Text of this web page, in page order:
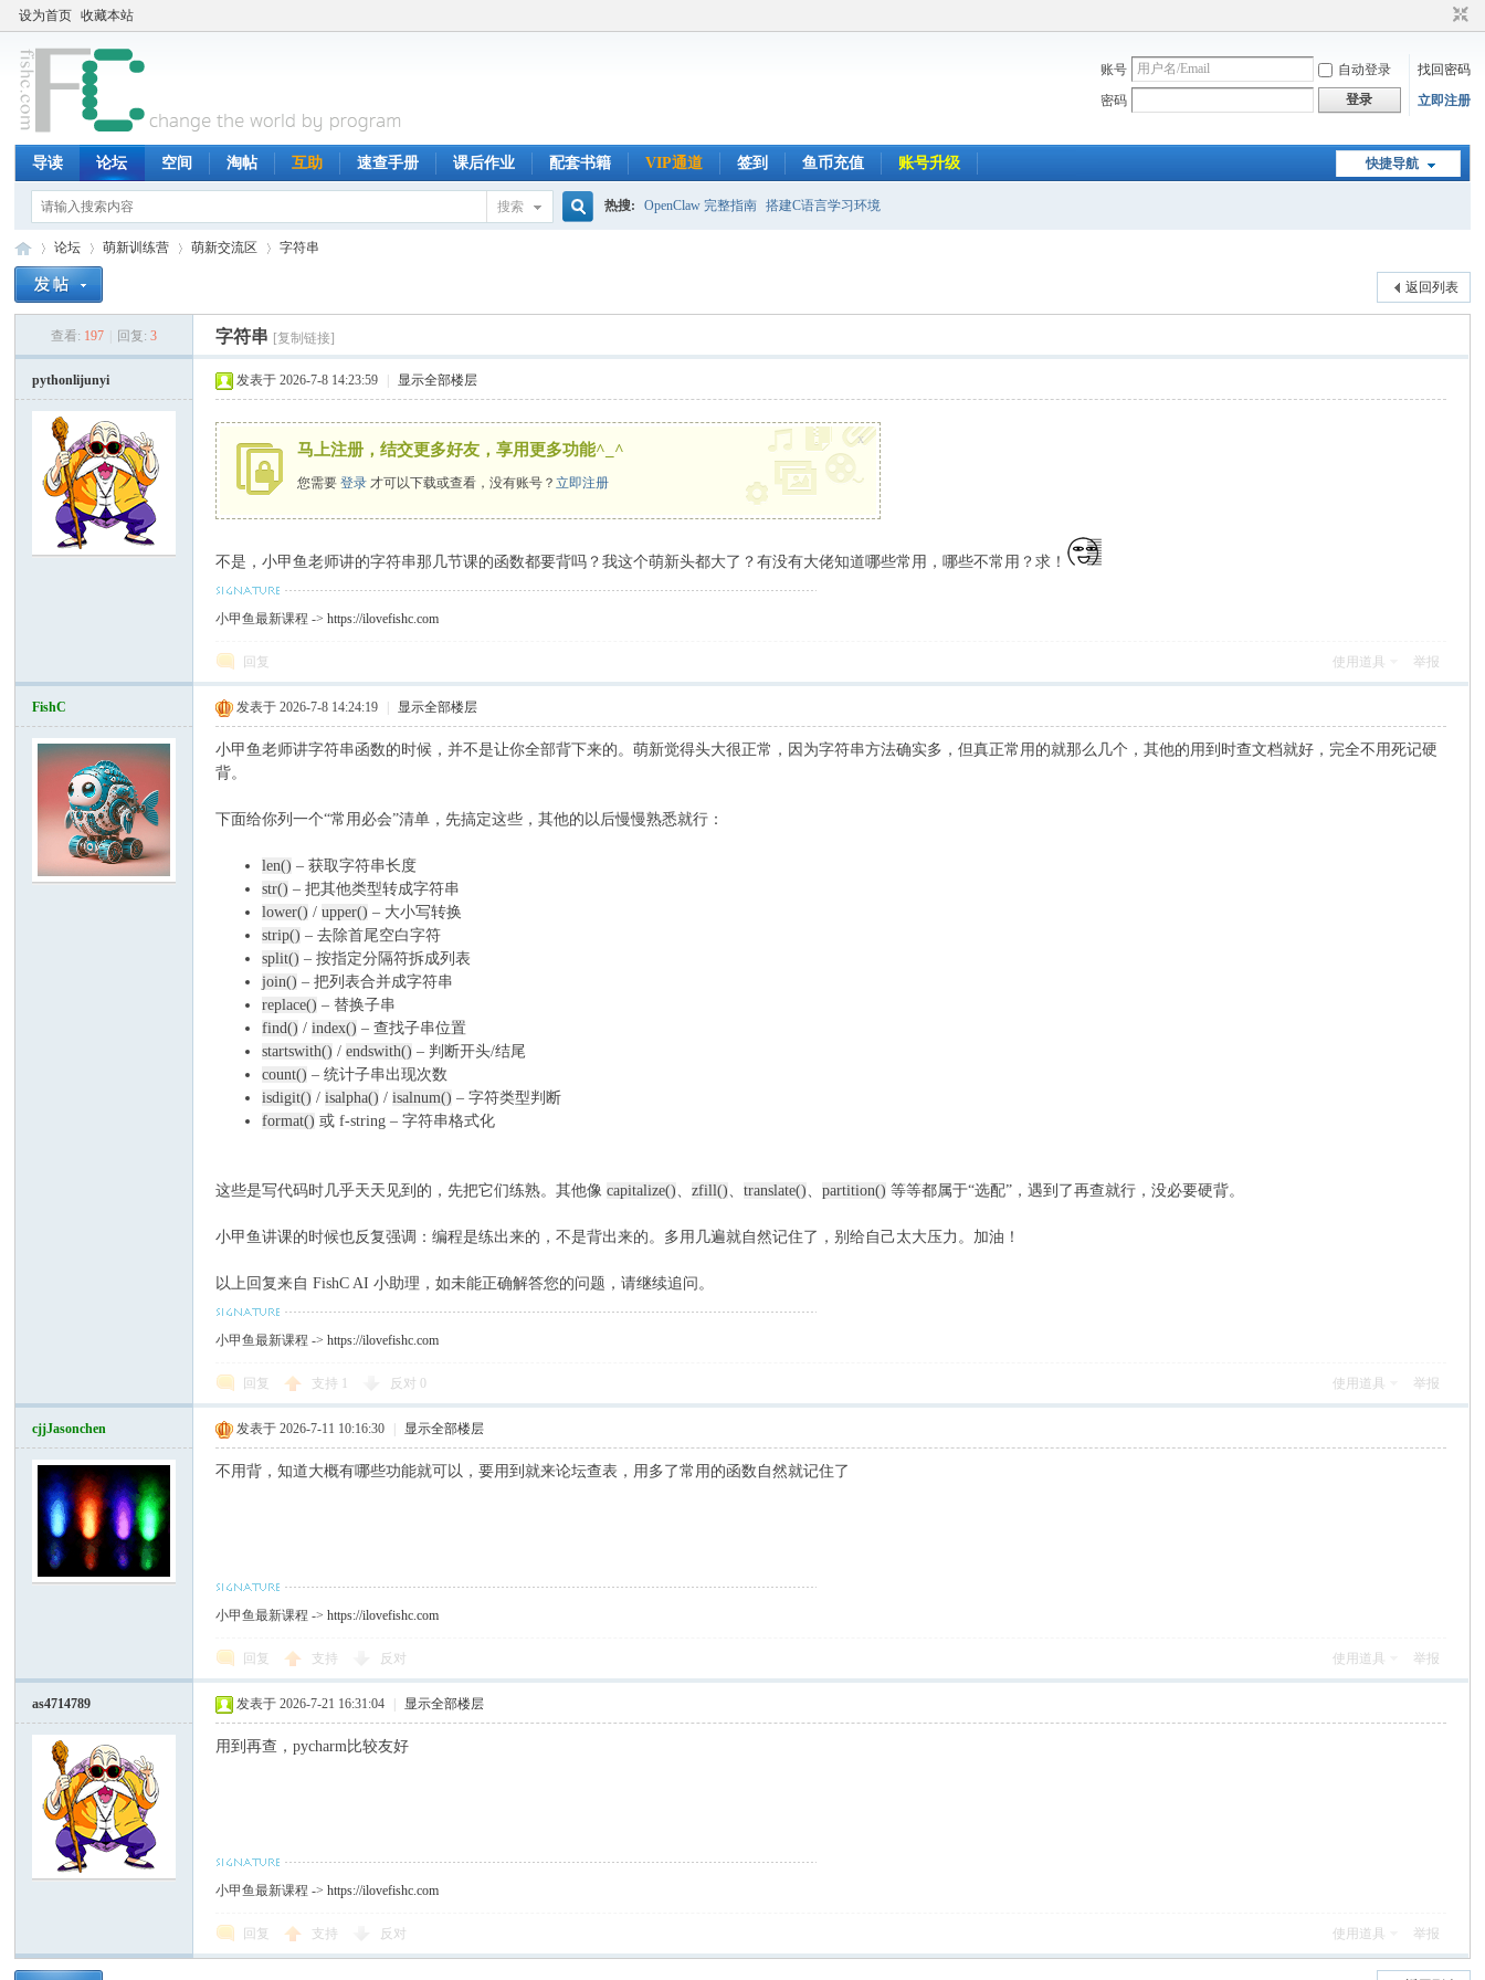
设为首页 收藏本站
账号 自动登录
找回密码
密码
登录 立即注册
快捷导航
导读 论坛 空间 淘帖 互助 速查手册 课后作业 配套书籍 VIP通道 签到 鱼币充值 账号升级
搜索 热搜: OpenClaw 完整指南 搭建C语言学习环境
论坛
›
萌新训练营 萌新交流区
›
字符串
返回列表
查看: 197 回复: 3 字符串 [复制链接]
pythonlijunyi 发表于 2026-7-8 14:23:59 显示全部楼层
马上注册，结交更多好友，享用更多功能^_^
您需要登录 才可以下载或查看，没有账号？立即注册
x
不是，小甲鱼老师讲的字符串那几节课的函数都要背吗？我这个萌新头都大了？有没有大佬知道哪些常用，哪些不常用？求！
小甲鱼最新课程 ->https://ilovefishc.com
回复 使用道具 举报
FishC 发表于 2026-7-8 14:24:19 显示全部楼层
小甲鱼老师讲字符串函数的时候，并不是让你全部背下来的。萌新觉得头大很正常，因为字符串方法确实多，但真正常用的就那么几个，其他的用到时查文档就好，完全不用死记硬
背。
下面给你列一个“常用必会”清单，先搞定这些，其他的以后慢慢熟悉就行：
len() – 获取字符串长度
str() – 把其他类型转成字符串
lower() /upper() – 大小写转换
strip() – 去除首尾空白字符
split() – 按指定分隔符拆成列表
join() – 把列表合并成字符串
replace() – 替换子串
find() /index() – 查找子串位置
startswith() /endswith() – 判断开头/结尾
count() – 统计子串出现次数
isdigit() /isalpha() /isalnum() – 字符类型判断
format() 或 f-string – 字符串格式化
这些是写代码时几乎天天见到的，先把它们练熟。其他像capitalize()、zfill()、translate()、partition() 等等都属于“选配”，遇到了再查就行，没必要硬背。
小甲鱼讲课的时候也反复强调：编程是练出来的，不是背出来的。多用几遍就自然记住了，别给自己太大压力。加油！
以上回复来自 FishC AI 小助理，如未能正确解答您的问题，请继续追问。
小甲鱼最新课程 ->https://ilovefishc.com
回复 支持 反对 0 使用道具 举报
cjjJasonchen 发表于 2026-7-11 10:16:30 显示全部楼层
不用背，知道大概有哪些功能就可以，要用到就来论坛查表，用多了常用的函数自然就记住了
小甲鱼最新课程 ->https://ilovefishc.com
回复 支持 反对 使用道具 举报
as4714789 发表于 2026-7-21 16:31:04 显示全部楼层
用到再查，pycharm比较友好
小甲鱼最新课程 ->https://ilovefishc.com
回复 支持 反对 使用道具 举报